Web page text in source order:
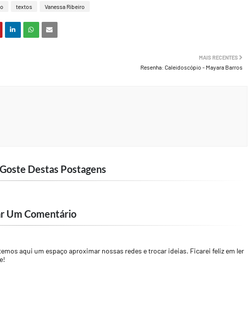
textos Vanessa Ribeiro
MAIS RECENTES
Resenha: Caleidoscópio - Mayara Barros
Destas Postagens
Um Comentário
aqui um espaço aproximar nossas redes e trocar ideias. Ficarei feliz em ler